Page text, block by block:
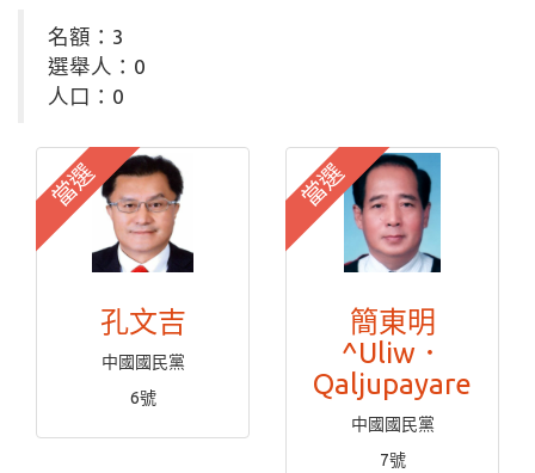
名額：3
選舉人：0
人口：0
當選
孔文吉
中國國民黨
6號
當選
簡東明
^Uliw．
Qaljupayare
中國國民黨
7號